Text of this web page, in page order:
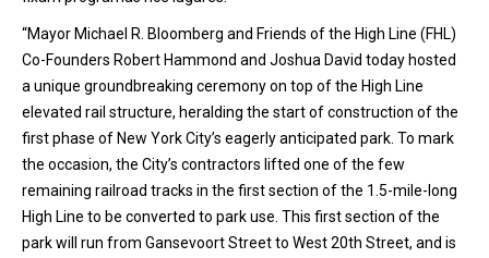
“Mayor Michael R. Bloomberg and Friends of the High Line (FHL)
Co-Founders Robert Hammond and Joshua David today hosted
a unique groundbreaking ceremony on top of the High Line
elevated rail structure, heralding the start of construction of the
first phase of New York City’s eagerly anticipated park. To mark
the occasion, the City’s contractors lifted one of the few
remaining railroad tracks in the first section of the 1.5-mile-long
High Line to be converted to park use. This first section of the
park will run from Gansevoort Street to West 20th Street, and is